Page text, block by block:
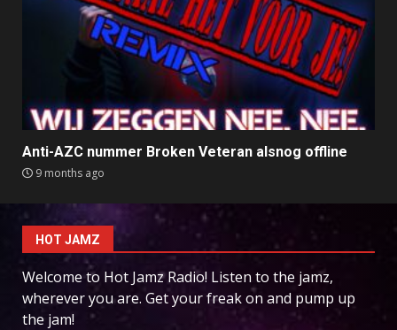
Anti-AZC nummer Broken Veteran alsnog offline
9 months ago
HOT JAMZ
Welcome to Hot Jamz Radio! Listen to the jamz,
wherever you are. Get your freak on and pump up
the jam!